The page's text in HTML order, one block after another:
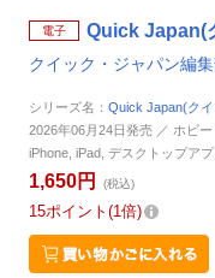
電子 Quick Japan(
クイック・ジャパン編
シリーズ名： Quick Japan(ク
2026年06月24日発売 ／ ホビ
iPhone, iPad, デスクトップア
1,650円 (税込)
15ポイント 1倍